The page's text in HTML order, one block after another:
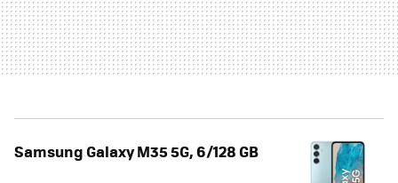
Samsung Galaxy M35 5G, 6/128 GB